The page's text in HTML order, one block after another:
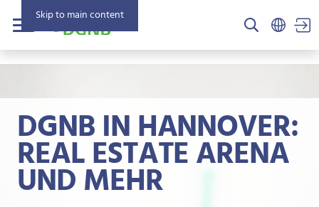
Skip to main content
Menu
DGNB IN HANNOVER:
REAL ESTATE ARENA
UND MEHR